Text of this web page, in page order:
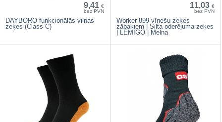
9,41 €
bez PVN
DAYBORO funkcionālās vilnas
zeķes (Class C)
11,03 €
bez PVN
Worker 899 vīriešu zeķes
zābakiem | Silta oderējuma zeķes
| LEMIGO | Melna